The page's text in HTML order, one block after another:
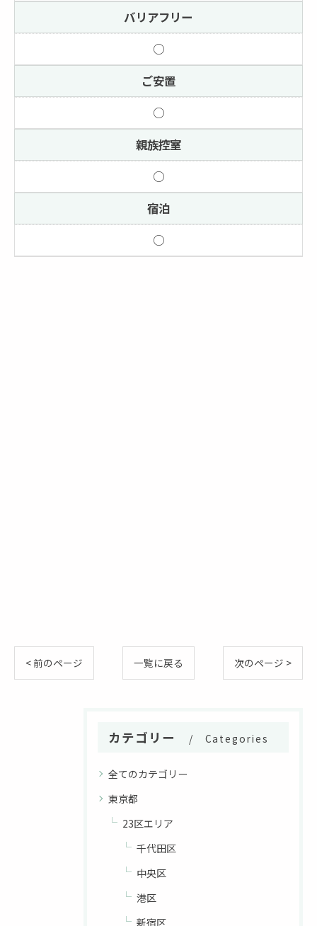
バリアフリー
○
ご安置
○
親族控室
○
宿泊
○
< 前のページ 一覧に戻る 次のページ >
カテゴリー Categories
全てのカテゴリー
東京都
23区エリア
千代田区
中央区
港区
新宿区